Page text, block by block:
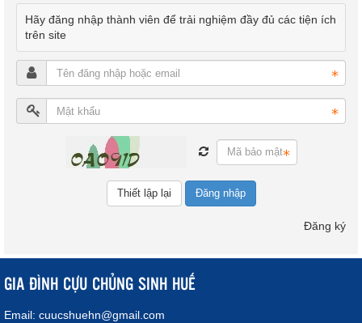
Hãy đăng nhập thành viên để trải nghiệm đầy đủ các tiện ích
trên site
Đăng nhập
Đăng ký
GIA ĐÌNH CỰU CHỦNG SINH HUẾ
Email: cuucshuehn@gmail.com